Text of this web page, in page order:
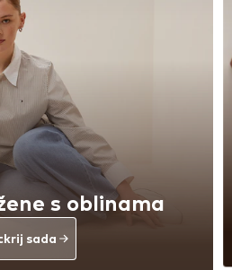
s oblinama
sada